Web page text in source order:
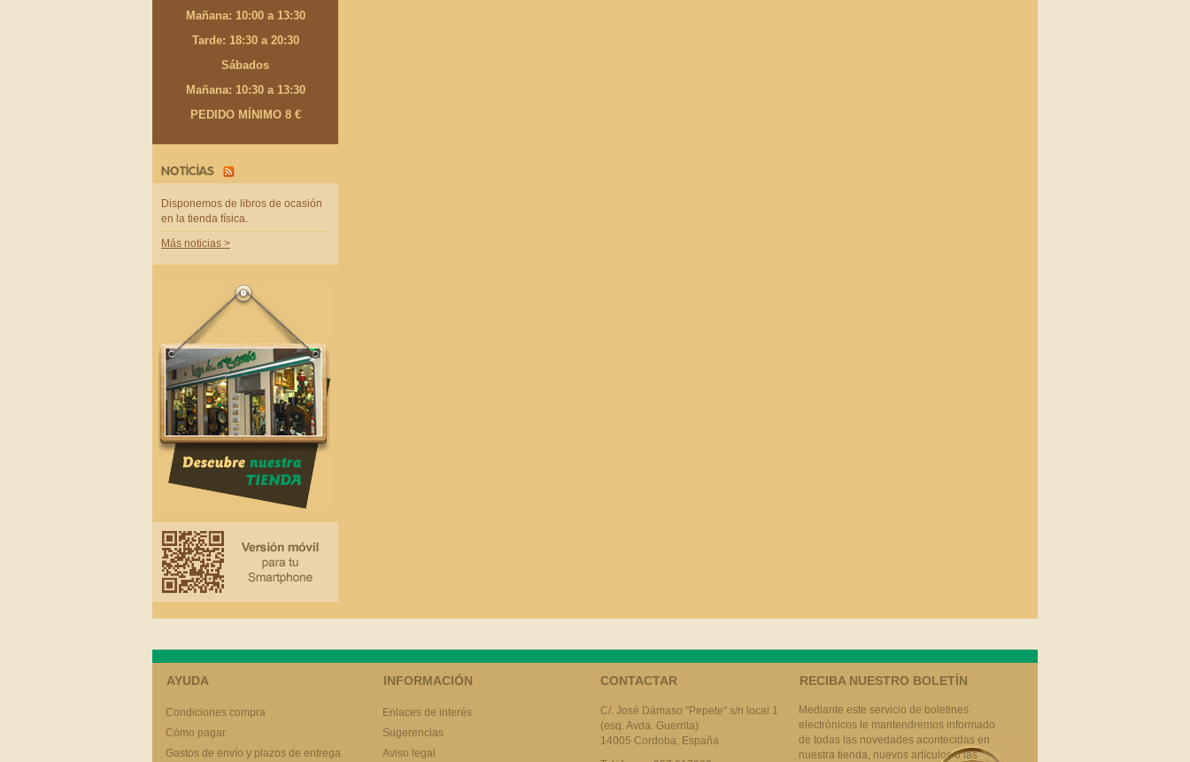
Mañana: 10:00 a 13:30
Tarde: 18:30 a 20:30
Sábados
Mañana: 10:30 a 13:30
PEDIDO MÍNIMO 8 €
NOTICIAS
Disponemos de libros de ocasión
en la tienda física.
Más noticias >
AYUDA
Condiciones compra
Cómo pagar
Gastos de envío y plazos de entrega
INFORMACIÓN
Enlaces de interés
Sugerencias
Aviso legal
CONTACTAR
C/. José Dámaso "Pepete" s/n local 1
(esq. Avda. Guerrita)
14005 Cordoba, España
RECIBA NUESTRO BOLETÍN
Mediante este servicio de boletines
electrónicos le mantendremos informado
de todas las novedades acontecidas en
nuestra tienda, nuevos artículos o las